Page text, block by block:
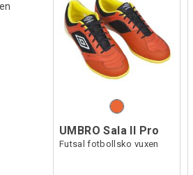
UMBRO Sala II Pro
Futsal fotbollsko vuxen